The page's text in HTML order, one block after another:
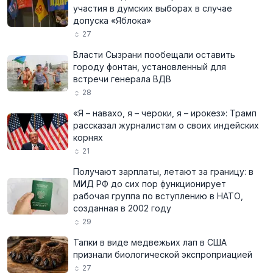
участия в думских выборах в случае
допуска «Яблока»
27
Власти Сызрани пообещали оставить
городу фонтан, установленный для
встречи генерала ВДВ
28
«Я – навахо, я – чероки, я – ирокез»: Трамп
рассказал журналистам о своих индейских
корнях
21
Получают зарплаты, летают за границу: в
МИД РФ до сих пор функционирует
рабочая группа по вступлению в НАТО,
созданная в 2002 году
29
Тапки в виде медвежьих лап в США
признали биологической экспроприацией
27